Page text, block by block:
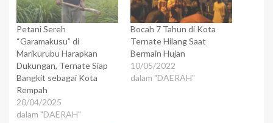
Petani Sereh
“Garamakusu” di
Marikurubu Harapkan
Dukungan, Ternate Siap
Bangkit sebagai Kota
Rempah
20/04/2025
dalam "DAERAH"
Bocah 7 Tahun di Kota
Ternate Hilang Saat
Bermain Hujan
10/05/2022
dalam "DAERAH"